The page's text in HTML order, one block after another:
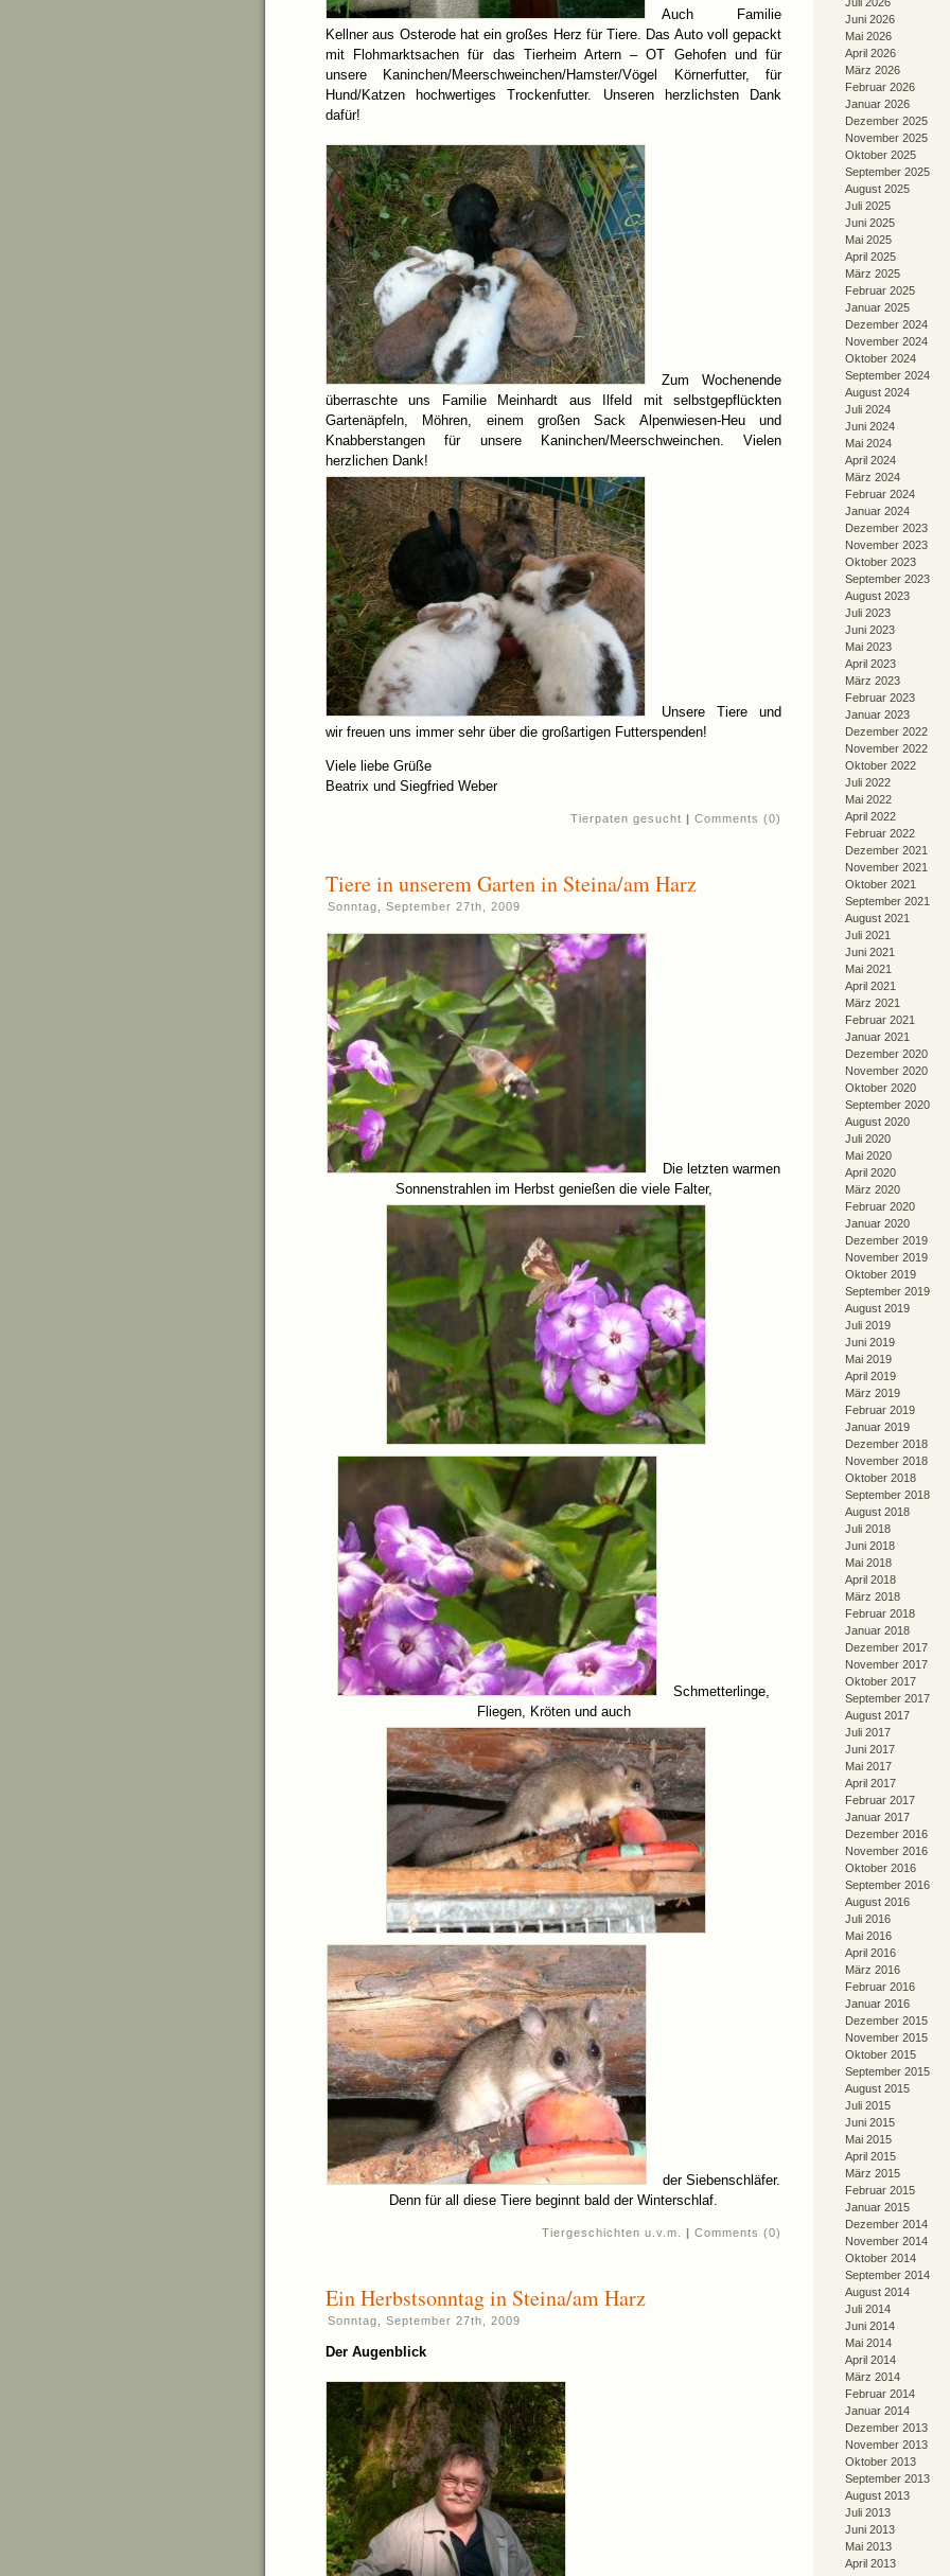
Auch Familie
Kellner aus Osterode hat ein großes Herz für Tiere. Das Auto voll gepackt
mit Flohmarktsachen für das Tierheim Artern – OT Gehofen und für
unsere Kaninchen/Meerschweinchen/Hamster/Vögel Körnerfutter, für
Hund/Katzen hochwertiges Trockenfutter. Unseren herzlichsten Dank
dafür!
Zum Wochenende
überraschte uns Familie Meinhardt aus Ilfeld mit selbstgepflückten
Gartenäpfeln, Möhren, einem großen Sack Alpenwiesen-Heu und
Knabberstangen für unsere Kaninchen/Meerschweinchen. Vielen
herzlichen Dank!
Unsere Tiere und
wir freuen uns immer sehr über die großartigen Futterspenden!
Viele liebe Grüße
Beatrix und Siegfried Weber
Tierpaten gesucht | Comments (0)
Tiere in unserem Garten in Steina/am Harz
Sonntag, September 27th, 2009
Die letzten warmen
Sonnenstrahlen im Herbst genießen die viele Falter,
Schmetterlinge,
Fliegen, Kröten und auch
der Siebenschläfer.
Denn für all diese Tiere beginnt bald der Winterschlaf.
Tiergeschichten u.v.m. | Comments (0)
Ein Herbstsonntag in Steina/am Harz
Sonntag, September 27th, 2009
Der Augenblick
Juni 2026
Mai 2026
April 2026
März 2026
Februar 2026
Januar 2026
Dezember 2025
November 2025
Oktober 2025
September 2025
August 2025
Juli 2025
Juni 2025
Mai 2025
April 2025
März 2025
Februar 2025
Januar 2025
Dezember 2024
November 2024
Oktober 2024
September 2024
August 2024
Juli 2024
Juni 2024
Mai 2024
April 2024
März 2024
Februar 2024
Januar 2024
Dezember 2023
November 2023
Oktober 2023
September 2023
August 2023
Juli 2023
Juni 2023
Mai 2023
April 2023
März 2023
Februar 2023
Januar 2023
Dezember 2022
November 2022
Oktober 2022
Juli 2022
Mai 2022
April 2022
Februar 2022
Dezember 2021
November 2021
Oktober 2021
September 2021
August 2021
Juli 2021
Juni 2021
Mai 2021
April 2021
März 2021
Februar 2021
Januar 2021
Dezember 2020
November 2020
Oktober 2020
September 2020
August 2020
Juli 2020
Mai 2020
April 2020
März 2020
Februar 2020
Januar 2020
Dezember 2019
November 2019
Oktober 2019
September 2019
August 2019
Juli 2019
Juni 2019
Mai 2019
April 2019
März 2019
Februar 2019
Januar 2019
Dezember 2018
November 2018
Oktober 2018
September 2018
August 2018
Juli 2018
Juni 2018
Mai 2018
April 2018
März 2018
Februar 2018
Januar 2018
Dezember 2017
November 2017
Oktober 2017
September 2017
August 2017
Juli 2017
Juni 2017
Mai 2017
April 2017
Februar 2017
Januar 2017
Dezember 2016
November 2016
Oktober 2016
September 2016
August 2016
Juli 2016
Mai 2016
April 2016
März 2016
Februar 2016
Januar 2016
Dezember 2015
November 2015
Oktober 2015
September 2015
August 2015
Juli 2015
Juni 2015
Mai 2015
April 2015
März 2015
Februar 2015
Januar 2015
Dezember 2014
November 2014
Oktober 2014
September 2014
August 2014
Juli 2014
Juni 2014
Mai 2014
April 2014
März 2014
Februar 2014
Januar 2014
Dezember 2013
November 2013
Oktober 2013
September 2013
August 2013
Juli 2013
Juni 2013
Mai 2013
April 2013